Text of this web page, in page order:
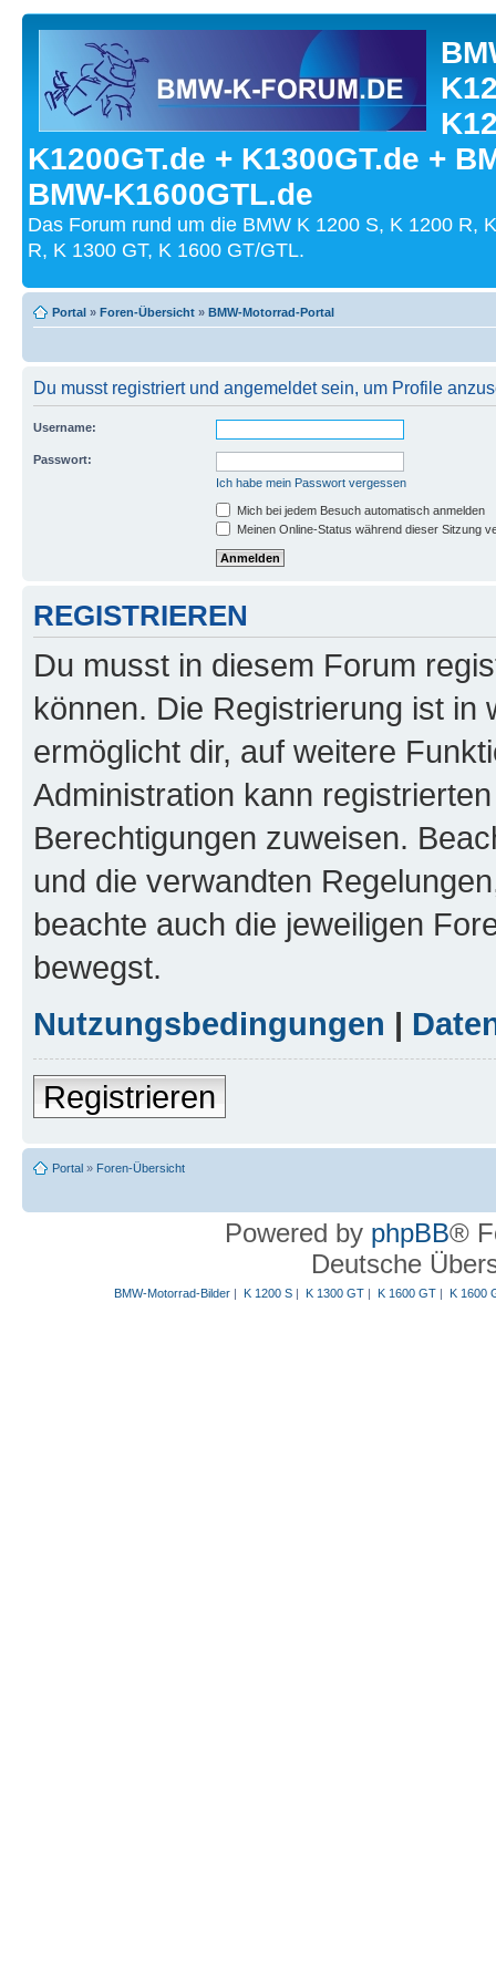
K1200GT.de + K1300GT.de +
BMW-K1600GTL.de
Das Forum rund um die BMW K 1200 S, K 1200 R,
R, K 1300 GT, K 1600 GT/GTL.
Portal » Foren-Übersicht » BMW-Motorrad-Portal
Du musst registriert und angemeldet sein, um Profile
Username:
Passwort:
Ich habe mein Passwort vergessen
Mich bei jedem Besuch automatisch anmelden
Meinen Online-Status während dieser Sitzung
REGISTRIEREN
Du musst in diesem Forum
können. Die Registrierung ist in
ermöglicht dir, auf weitere
Administration kann
Berechtigungen zuweisen.
und die verwandten
beachte auch die jeweiligen
bewegst.
Nutzungsbedingungen |
Registrieren
Portal » Foren-Übersicht
Powered by phpBB®
Deutsche
BMW-Motorrad-Bilder| K 1200 S| K 1300 GT| K 1600 GT| K 1600